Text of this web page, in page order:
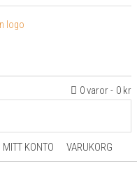
0 varor 0 kr
MITT KONTO VARUKORG